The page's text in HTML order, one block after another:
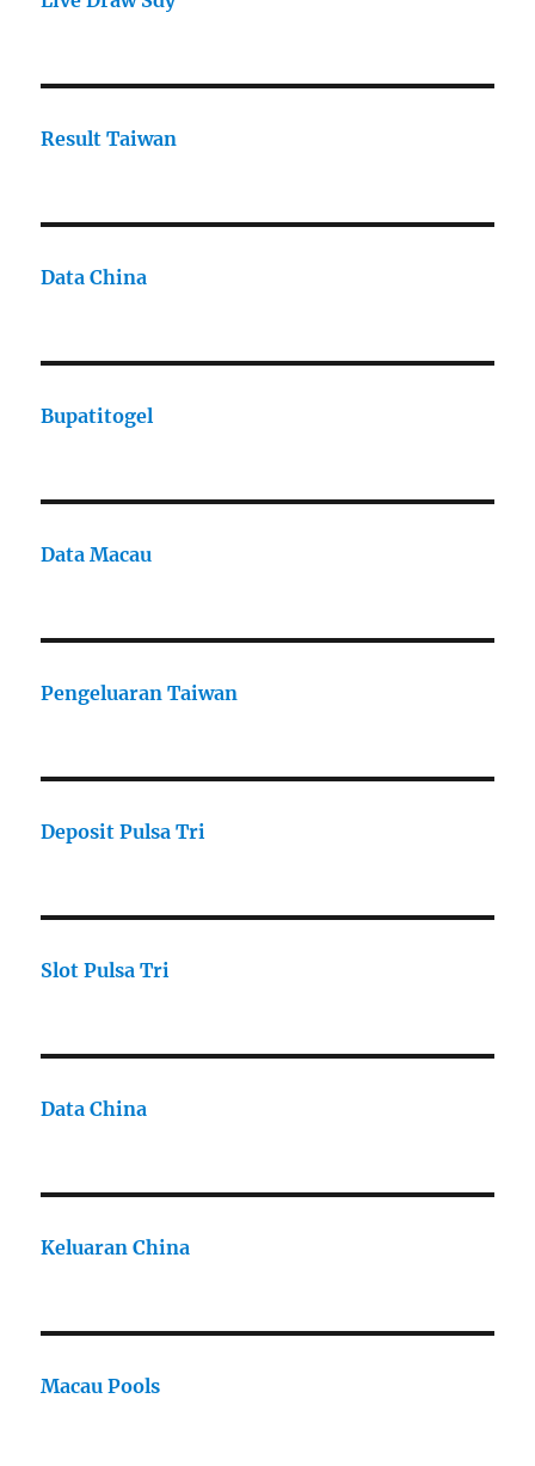
Result Taiwan
Data China
Bupatitogel
Data Macau
Pengeluaran Taiwan
Deposit Pulsa Tri
Slot Pulsa Tri
Data China
Keluaran China
Macau Pools